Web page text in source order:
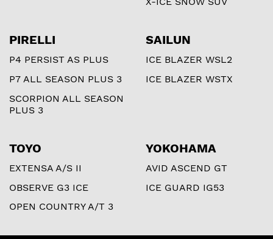
PIRELLI
P4 PERSIST AS PLUS
P7 ALL SEASON PLUS 3
SCORPION ALL SEASON
PLUS 3
SAILUN
ICE BLAZER WSL2
ICE BLAZER WSTX
TOYO
EXTENSA A/S II
OBSERVE G3 ICE
OPEN COUNTRY A/T 3
YOKOHAMA
AVID ASCEND GT
ICE GUARD IG53